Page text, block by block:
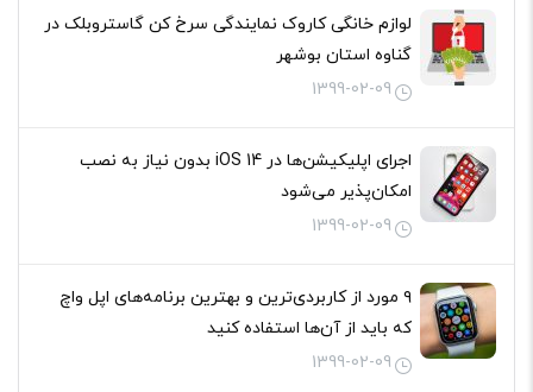
لوازم خانگی کاروک نمایندگی سرخ کن گاستروبلک در
گناوه استان بوشهر
1399-02-09
اجرای اپلیکیشن‌ها در iOS 14 بدون نیاز به نصب
امکان‌پذیر می‌شود
1399-02-09
۹ مورد از کاربردی‌ترین و بهترین برنامه‌های اپل واچ
که باید از آن‌ها استفاده کنید
1399-02-09